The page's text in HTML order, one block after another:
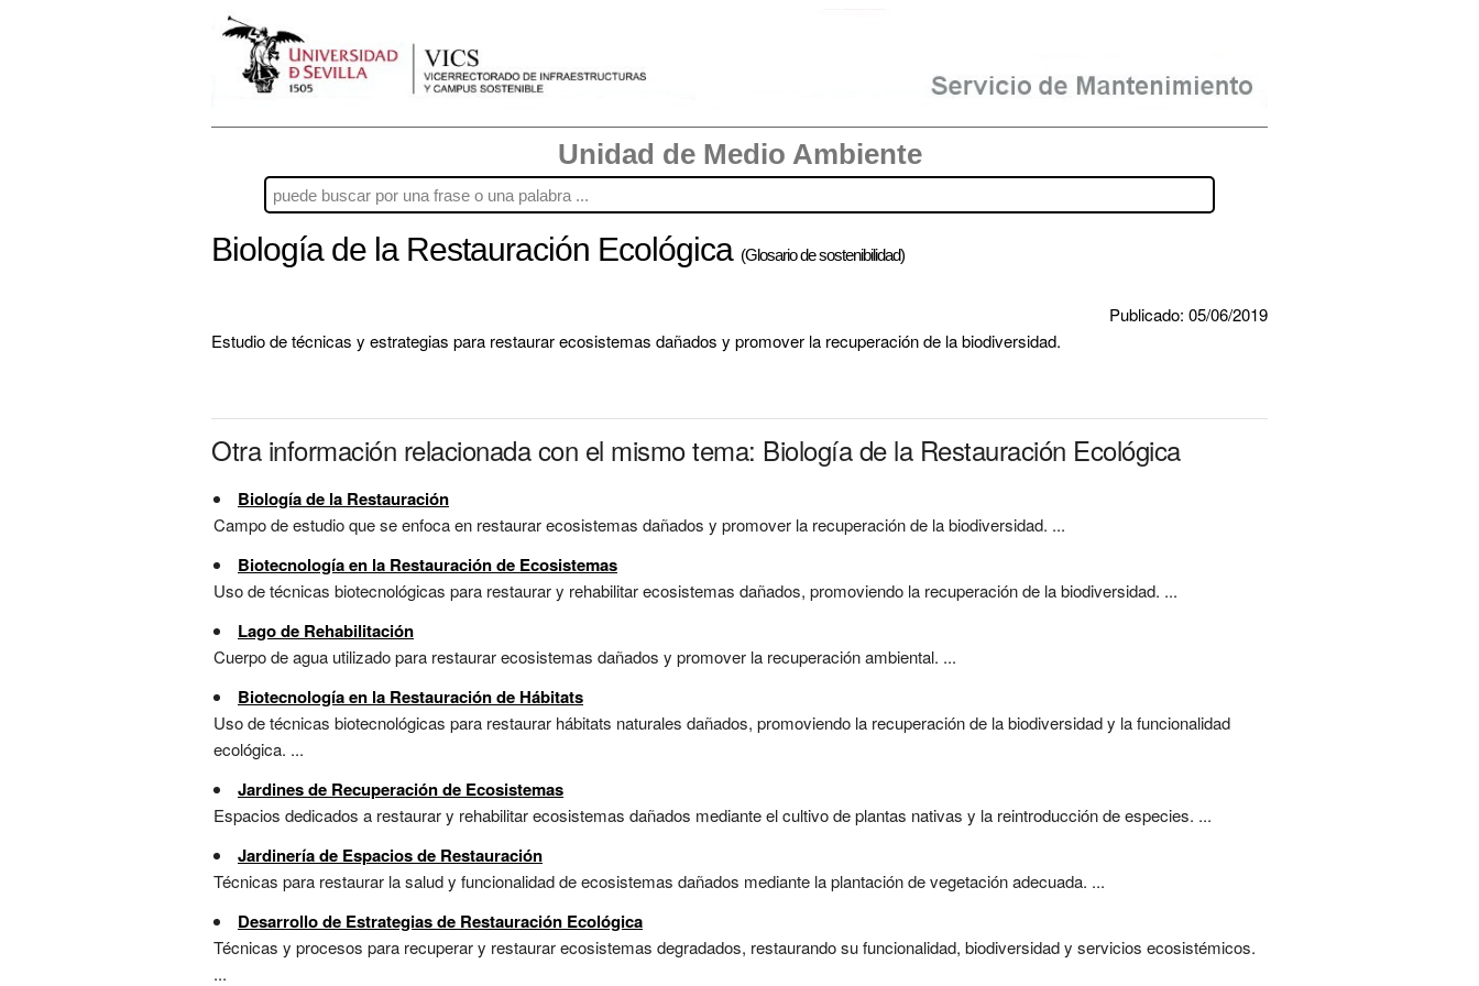
Unidad de Medio Ambiente
Biología de la Restauración Ecológica (Glosario de sostenibilidad)
Publicado: 05/06/2019
Estudio de técnicas y estrategias para restaurar ecosistemas dañados y promover la recuperación de la biodiversidad.
Otra información relacionada con el mismo tema: Biología de la Restauración Ecológica
Biología de la Restauración
Campo de estudio que se enfoca en restaurar ecosistemas dañados y promover la recuperación de la biodiversidad. ...
Biotecnología en la Restauración de Ecosistemas
Uso de técnicas biotecnológicas para restaurar y rehabilitar ecosistemas dañados, promoviendo la recuperación de la biodiversidad. ...
Lago de Rehabilitación
Cuerpo de agua utilizado para restaurar ecosistemas dañados y promover la recuperación ambiental. ...
Biotecnología en la Restauración de Hábitats
Uso de técnicas biotecnológicas para restaurar hábitats naturales dañados, promoviendo la recuperación de la biodiversidad y la funcionalidad
ecológica. ...
Jardines de Recuperación de Ecosistemas
Espacios dedicados a restaurar y rehabilitar ecosistemas dañados mediante el cultivo de plantas nativas y la reintroducción de especies. ...
Jardinería de Espacios de Restauración
Técnicas para restaurar la salud y funcionalidad de ecosistemas dañados mediante la plantación de vegetación adecuada. ...
Desarrollo de Estrategias de Restauración Ecológica
Técnicas y procesos para recuperar y restaurar ecosistemas degradados, restaurando su funcionalidad, biodiversidad y servicios ecosistémicos.
...